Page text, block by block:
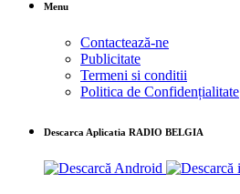
Menu
Contactează-ne
Publicitate
Termeni si conditii
Politica de Confidențialitate
Descarca Aplicatia RADIO BELGIA